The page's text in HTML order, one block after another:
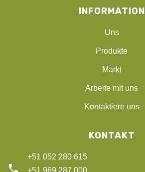
INFORMATION
Uns
Produkte
Markt
Arbeite mit uns
Kontaktiere uns
KONTAKT
phone
+51 052 280 615
+51 969 287 000